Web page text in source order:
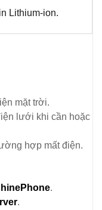
Lithium-ion.
mặt trời.
lưới khi cần hoặc
hợp mất điện.
.
.